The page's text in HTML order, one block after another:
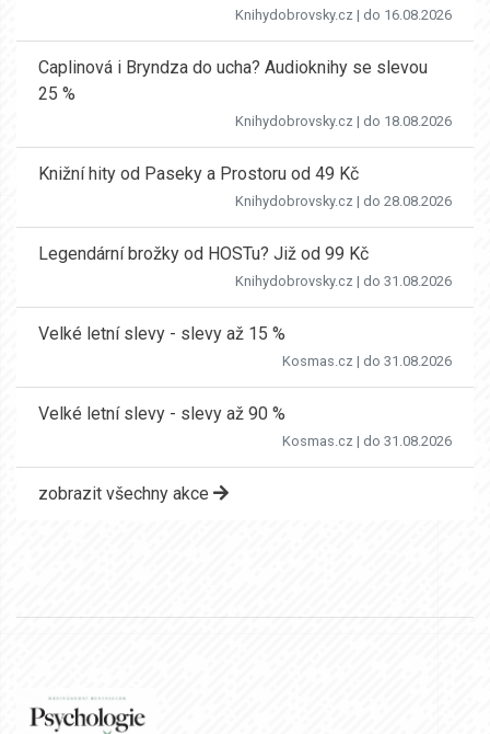
Knihydobrovsky.cz | do 16.08.2026
Caplinová i Bryndza do ucha? Audioknihy se slevou
25 %
Knihydobrovsky.cz | do 18.08.2026
Knižní hity od Paseky a Prostoru od 49 Kč
Knihydobrovsky.cz | do 28.08.2026
Legendární brožky od HOSTu? Již od 99 Kč
Knihydobrovsky.cz | do 31.08.2026
Velké letní slevy - slevy až 15 %
Kosmas.cz | do 31.08.2026
Velké letní slevy - slevy až 90 %
Kosmas.cz | do 31.08.2026
zobrazit všechny akce